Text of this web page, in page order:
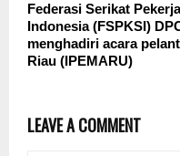
Federasi Serikat
Indonesia (FSPKSI)
menghadiri acara
Riau (IPEMARU)
LEAVE A COMMENT